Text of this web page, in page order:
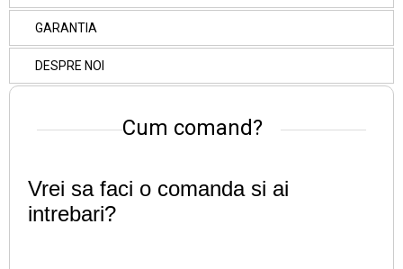
GARANTIA
DESPRE NOI
Cum comand?
Vrei sa faci o comanda si ai
intrebari?